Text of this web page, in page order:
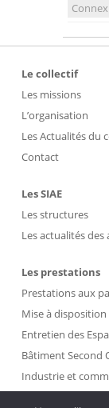
Le collectif
Les missions
L’organisation
Les Actualités du
Contact
Les SIAE
Les structures
Les actualités
Les prestations
Prestations aux
Mise à
Entretien des
Bâtiment Second
Industrie et